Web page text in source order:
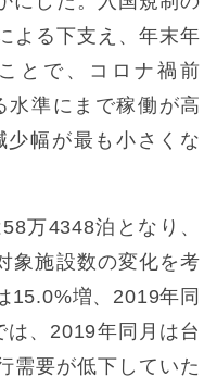
よる下支え、年末年
とで、コロナ禍前
水準にまで稼働が高
少幅が最も小さくな
万4348泊となり、
象施設数の変化を考
15.0%増、2019年同
、2019年同月は台
需要が低下していた